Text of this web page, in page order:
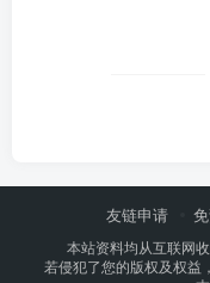
友链申请
本站资料均从互联网
若侵犯了您的版权及权益